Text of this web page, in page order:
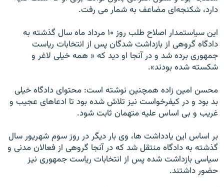
دارد، شکنجه‌ای مضاعف به شمار می رفت.
اين سياستمدار اصلاح طلب روز ۱۰ مرداد ماه سال گذشته به
دادگاه گروهی از بازداشت شدگان پس از انتخابات رياست
جمهوری برده شد و در آنجا او ديد که « همه خيلی لاغر و
شکسته شده بودند».
محسن امين زاده همچنين نوشته است: محتوای دادگاه خيلی
بد بود و در کيفرخواست نيز تلاش شده بود تا ادعاهای عجيب و
غريب و بی اساس عليه متهمان ثابت شود.
بر اساس اين يادداشت ها، وی بار ديگر در روز سوم شهريور سال
گذشته به دادگاه منتقل شد که در آنجا گروهی از فعالان مدنی و
سياسی بازداشت شده پس از انتخابات رياست جمهوری نيز
حضور داشتند.